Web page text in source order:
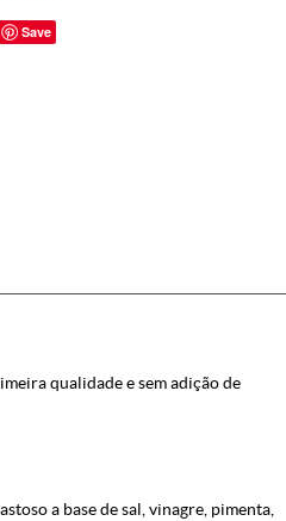
Save
qualidade e sem adição de
a base de sal, vinagre, pimenta,